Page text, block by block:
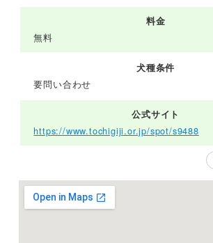
料金
無料
犬種条件
要問い合わせ
公式サイト
https://www.tochigiji.or.jp/spot/s9488